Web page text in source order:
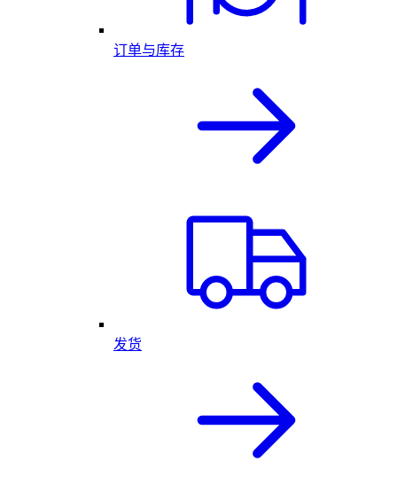
订单与库存
发货